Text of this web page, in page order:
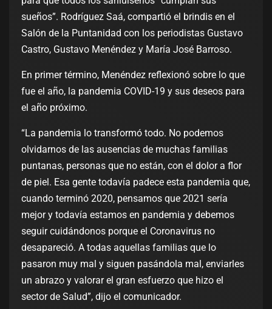
sueños”. Rodríguez Saá, compartió el brindis en el
Salón de la Puntanidad con los periodistas Gustavo
Castro, Gustavo Menéndez y María José Barroso.
En primer término, Menéndez reflexionó sobre lo que
fue el año, la pandemia COVID-19 y sus deseos para
el año próximo.
“La pandemia lo transformó todo. No podemos
olvidarnos de las ausencias de muchas familias
puntanas, personas que no están, con el dolor a flor
de piel. Esa gente todavía padece esta pandemia que,
cuando terminó 2020, pensamos que 2021 sería
mejor y todavía estamos en pandemia y debemos
seguir cuidándonos porque el Coronavirus no
desapareció. A todas aquellas familias que lo
pasaron muy mal y siguen pasándola mal, enviarles
un abrazo y valorar el gran esfuerzo que hizo el
sector de Salud”, dijo el comunicador.